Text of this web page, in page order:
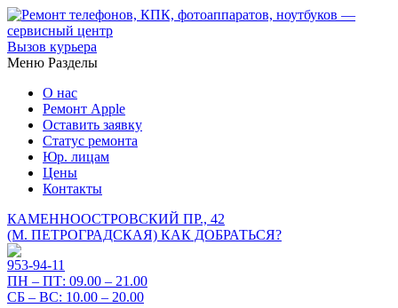
Вызов курьера
Меню Разделы
О нас
Ремонт Apple
Оставить заявку
Статус ремонта
Юр. лицам
Цены
Контакты
КАМЕННООСТРОВСКИЙ ПР., 42
(М. ПЕТРОГРАДСКАЯ) КАК ДОБРАТЬСЯ?
953-94-11
ПН – ПТ: 09.00 – 21.00
СБ – ВС: 10.00 – 20.00